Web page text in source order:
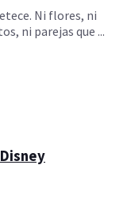
Ni flores, ni
ni parejas que ...